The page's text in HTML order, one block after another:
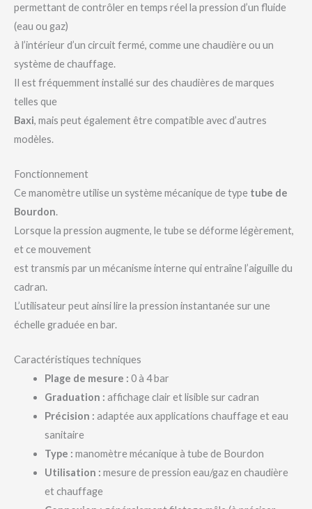
permettant de contrôler en temps réel la pression d’un fluide
(eau ou gaz)
à l’intérieur d’un circuit fermé, comme une chaudière ou un
système de chauffage.
Il est fréquemment installé sur des chaudières de marques
telles que
Baxi, mais peut également être compatible avec d’autres
modèles.
Fonctionnement
Ce manomètre utilise un système mécanique de type tube de
Bourdon.
Lorsque la pression augmente, le tube se déforme légèrement,
et ce mouvement
est transmis par un mécanisme interne qui entraîne l’aiguille du
cadran.
L’utilisateur peut ainsi lire la pression instantanée sur une
échelle graduée en bar.
Caractéristiques techniques
Plage de mesure : 0 à 4 bar
Graduation : affichage clair et lisible sur cadran
Précision : adaptée aux applications chauffage et eau
sanitaire
Type : manomètre mécanique à tube de Bourdon
Utilisation : mesure de pression eau/gaz en chaudière
et chauffage